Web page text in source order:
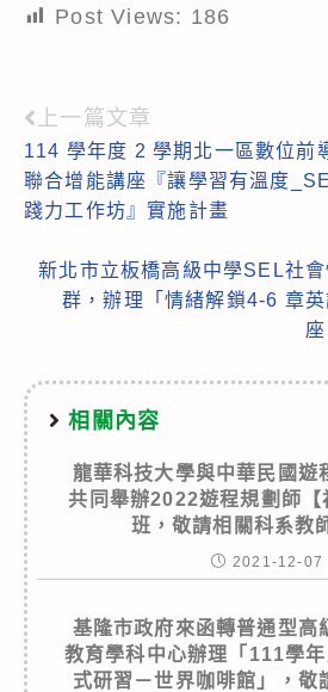
Post Views: 186
Read
more
articles
上一篇文章
114 學年度 2 學期北一區數位前
聯合增能講座『讓學習有溫度
踐力工作坊』實施計畫
新北市立板橋高級中學SEL社
群，辦理「情緒解鎖4-6 章
相關內容
龍華科技大學與中華民國遊
共同舉辦2022遊程規劃師【
班，敬請相關科系教
2021-12-07
基隆市政府來函轉普通型高
教育學科中心辦理「111學
式研習－世界咖啡館」，敬